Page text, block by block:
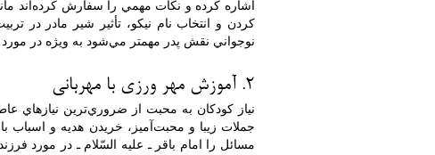
اشاره كرده و نكات مهمي را سفارش كرده‌اند
كردن و انتخاب نام نيكو، تأثير شير مادر در
نوجواني نقش پدر مهمتر مي‌شود به ويژه در
2. آموزش مهر ورزی با مهربانی
نياز كودكان به محبت از ضروري‌ترين نيازهاي
جملات زيبا و محبت‌آميز، خريدن هديه و اسباب
مسائل را امام باقر ـ عليه السّلام ـ در مورد